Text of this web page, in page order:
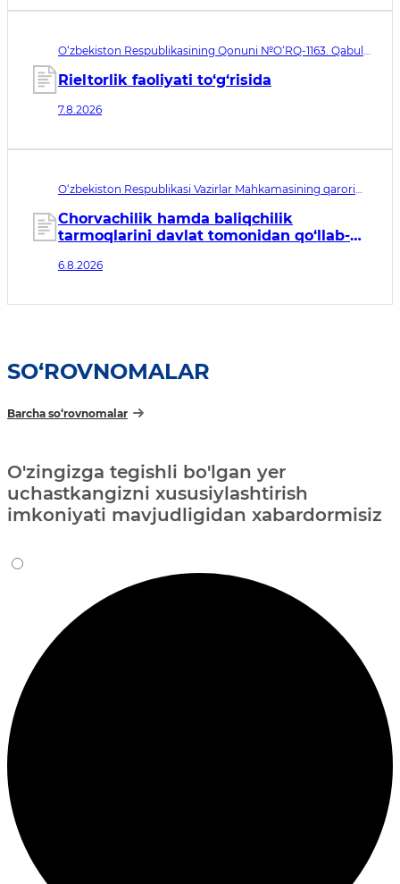
O‘zbekiston Respublikasining Qonuni №O‘RQ-1163. Qabul
Rieltorlik faoliyati to‘g‘risida
7.8.2026
O‘zbekiston Respublikasi Vazirlar Mahkamasining qarori
sanasi 07.08.2026
Chorvachilik hamda baliqchilik
tarmoqlarini davlat tomonidan qo‘llab-
tadbirlari to‘g‘risida
6.8.2026
SO‘ROVNOMALAR
Barcha so‘rovnomalar
O'zingizga tegishli bo'lgan yer
uchastkangizni xususiylashtirish
imkoniyati mavjudligidan xabardormisiz